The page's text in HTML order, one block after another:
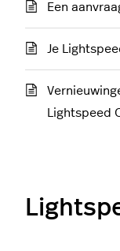
Een
Je
Lightspeed